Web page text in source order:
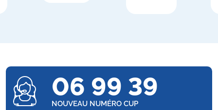
06 99 39
NOUVEAU NUMÉRO CUP